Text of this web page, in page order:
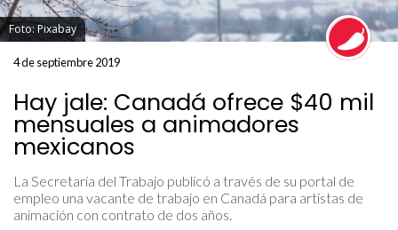
Foto: Pixabay
4 de septiembre 2019
Hay jale: Canadá ofrece $40 mil
mensuales a animadores
mexicanos
La Secretaría del Trabajo publicó a través de su portal de
empleo una vacante de trabajo en Canadá para artistas de
animación con contrato de dos años.